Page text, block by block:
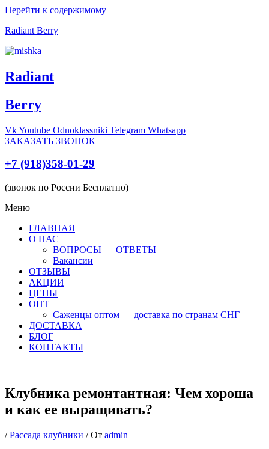
Перейти к содержимому
Radiant Berry
Radiant
Berry
VkYoutube Odnoklassniki Telegram Whatsapp
ЗАКАЗАТЬ ЗВОНОК
+7 (918)358-01-29
(звонок по России Бесплатно)
Меню
ГЛАВНАЯ
О НАС
ВОПРОСЫ — ОТВЕТЫ
Вакансии
ОТЗЫВЫ
АКЦИИ
ЦЕНЫ
ОПТ
Саженцы оптом — доставка по странам СНГ
ДОСТАВКА
БЛОГ
КОНТАКТЫ
Клубника ремонтантная: Чем хороша
и как ее выращивать?
/Рассада клубники / От admin